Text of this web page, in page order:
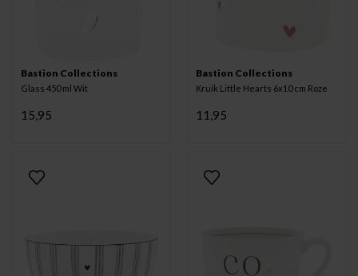
Bastion Collections
Glass 450 ml Wit
15,95
Bastion Collections
Kruik Little Hearts 6x10 cm Roze
11,95